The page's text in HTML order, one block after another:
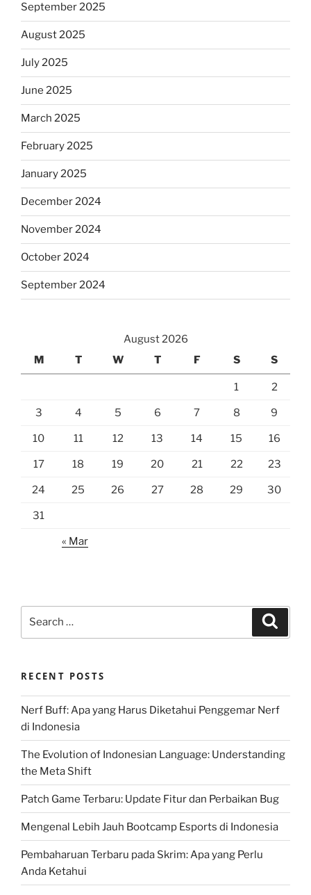
September 2025
August 2025
July 2025
June 2025
March 2025
February 2025
January 2025
December 2024
November 2024
October 2024
September 2024
August 2026
M
T W T F S S
1 2
3 4 5 6 7 8 9
10 11 12 13 14 15 16
17 18 19 20 21 22 23
24 25 26 27 28 29 30
31
« Mar
RECENT POSTS
Nerf Buff: Apa yang Harus Diketahui Penggemar Nerf
di Indonesia
The Evolution of Indonesian Language: Understanding
the Meta Shift
Patch Game Terbaru: Update Fitur dan Perbaikan Bug
Mengenal Lebih Jauh Bootcamp Esports di Indonesia
Pembaharuan Terbaru pada Skrim: Apa yang Perlu
Anda Ketahui